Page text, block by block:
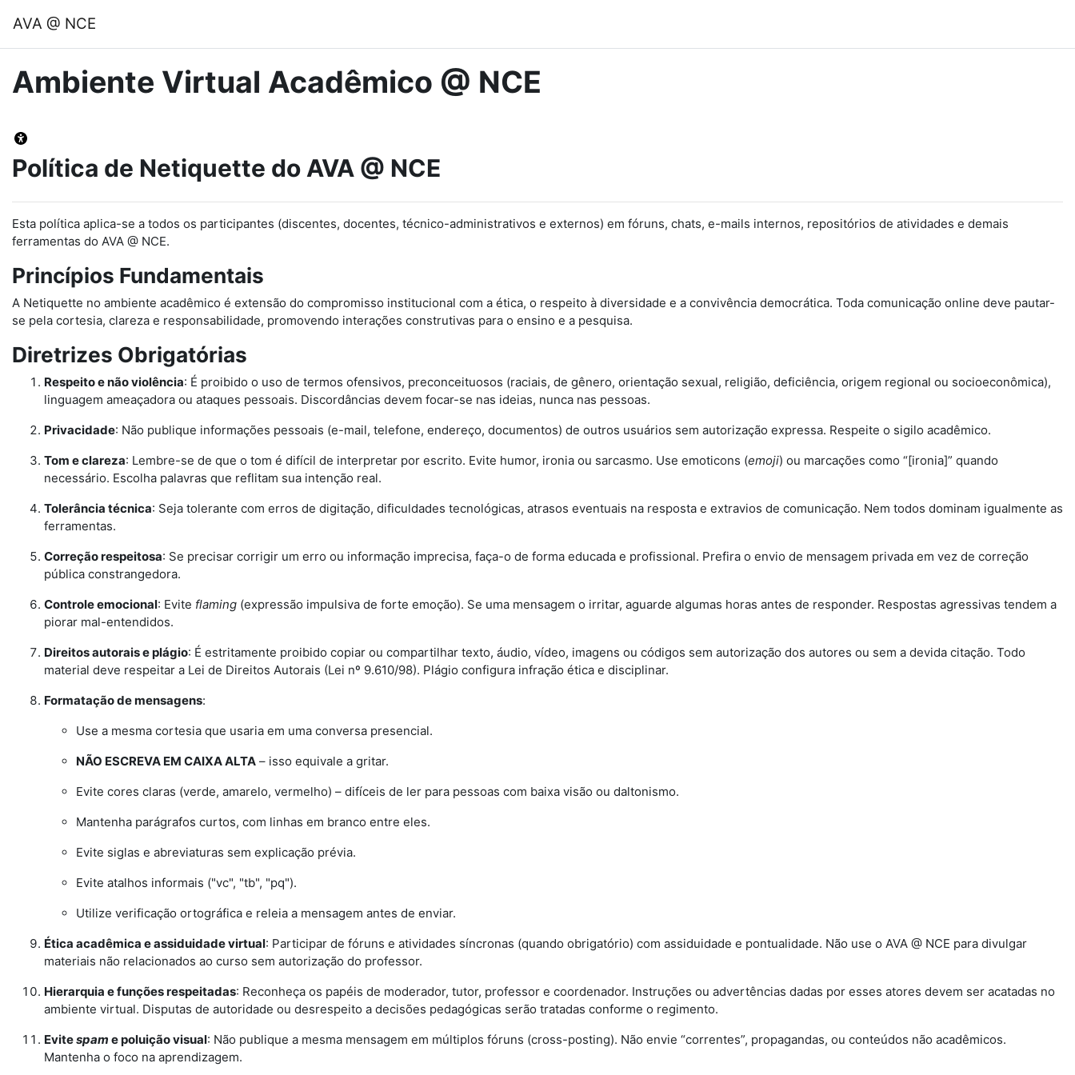
AVA @ NCE
Ambiente Virtual Acadêmico @ NCE
Política de Netiquette do AVA @ NCE
Esta política aplica-se a todos os participantes (discentes, docentes, técnico-administrativos e externos) em fóruns, chats, e-mails internos, repositórios de atividades e demais
ferramentas do AVA @ NCE.
Princípios Fundamentais
A Netiquette no ambiente acadêmico é extensão do compromisso institucional com a ética, o respeito à diversidade e a convivência democrática. Toda comunicação online deve pautar-
se pela cortesia, clareza e responsabilidade, promovendo interações construtivas para o ensino e a pesquisa.
Diretrizes Obrigatórias
Respeito e não violência: É proibido o uso de termos ofensivos, preconceituosos (raciais, de gênero, orientação sexual, religião, deficiência, origem regional ou socioeconômica),
linguagem ameaçadora ou ataques pessoais. Discordâncias devem focar-se nas ideias, nunca nas pessoas.
Privacidade: Não publique informações pessoais (e-mail, telefone, endereço, documentos) de outros usuários sem autorização expressa. Respeite o sigilo acadêmico.
Tom e clareza: Lembre-se de que o tom é difícil de interpretar por escrito. Evite humor, ironia ou sarcasmo. Use emoticons (emoji) ou marcações como “[ironia]” quando
necessário. Escolha palavras que reflitam sua intenção real.
Tolerância técnica: Seja tolerante com erros de digitação, dificuldades tecnológicas, atrasos eventuais na resposta e extravios de comunicação. Nem todos dominam igualmente as
ferramentas.
Correção respeitosa: Se precisar corrigir um erro ou informação imprecisa, faça-o de forma educada e profissional. Prefira o envio de mensagem privada em vez de correção
pública constrangedora.
Controle emocional: Evite flaming (expressão impulsiva de forte emoção). Se uma mensagem o irritar, aguarde algumas horas antes de responder. Respostas agressivas tendem a
piorar mal-entendidos.
Direitos autorais e plágio: É estritamente proibido copiar ou compartilhar texto, áudio, vídeo, imagens ou códigos sem autorização dos autores ou sem a devida citação. Todo
material deve respeitar a Lei de Direitos Autorais (Lei nº 9.610/98). Plágio configura infração ética e disciplinar.
Formatação de mensagens:
Use a mesma cortesia que usaria em uma conversa presencial.
NÃO ESCREVA EM CAIXA ALTA – isso equivale a gritar.
Evite cores claras (verde, amarelo, vermelho) – difíceis de ler para pessoas com baixa visão ou daltonismo.
Mantenha parágrafos curtos, com linhas em branco entre eles.
Evite siglas e abreviaturas sem explicação prévia.
Evite atalhos informais ("vc", "tb", "pq").
Utilize verificação ortográfica e releia a mensagem antes de enviar.
Ética acadêmica e assiduidade virtual: Participar de fóruns e atividades síncronas (quando obrigatório) com assiduidade e pontualidade. Não use o AVA @ NCE para divulgar
materiais não relacionados ao curso sem autorização do professor.
Hierarquia e funções respeitadas: Reconheça os papéis de moderador, tutor, professor e coordenador. Instruções ou advertências dadas por esses atores devem ser acatadas no
ambiente virtual. Disputas de autoridade ou desrespeito a decisões pedagógicas serão tratadas conforme o regimento.
Evitespam e poluição visual: Não publique a mesma mensagem em múltiplos fóruns (cross-posting). Não envie “correntes”, propagandas, ou conteúdos não acadêmicos.
Mantenha o foco na aprendizagem.